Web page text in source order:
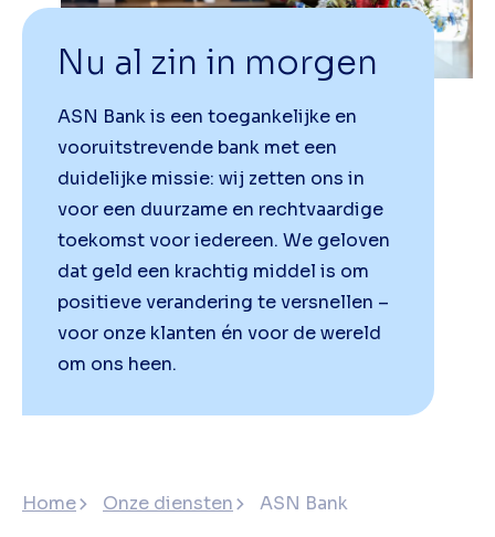
Nu al zin in morgen
ASN Bank is een toegankelijke en
vooruitstrevende bank met een
duidelijke missie: wij zetten ons in
voor een duurzame en rechtvaardige
toekomst voor iedereen. We geloven
dat geld een krachtig middel is om
positieve verandering te versnellen –
voor onze klanten én voor de wereld
om ons heen.
Home Onze diensten ASN Bank